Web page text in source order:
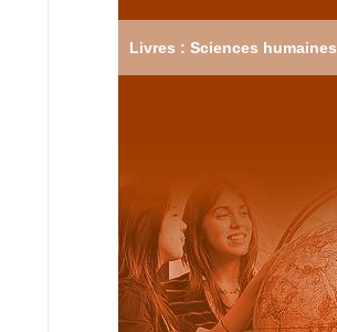
Livres : Sciences humaines